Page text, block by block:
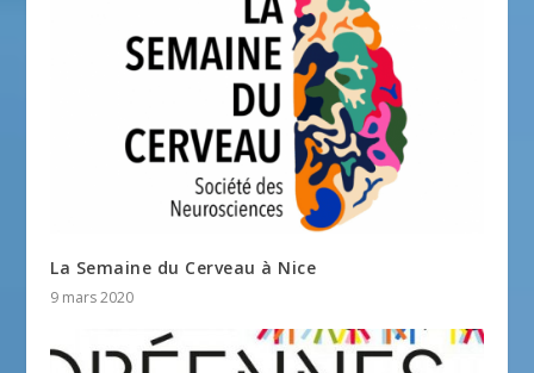
La Semaine du Cerveau à Nice
9 mars 2020